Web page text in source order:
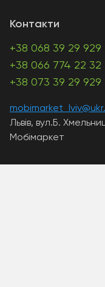
Контакти
+38 068 39 29 929
+38 066 774 22 32
+38 073 39 29 929
Львів, вул.Б.
Мобімаркет